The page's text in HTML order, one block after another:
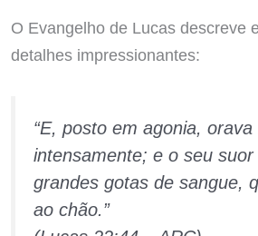
O Evangelho de Lucas descreve
detalhes impressionantes:
“E, posto em agonia, orava
intensamente; e o seu
grandes gotas de sangue,
ao chão.”